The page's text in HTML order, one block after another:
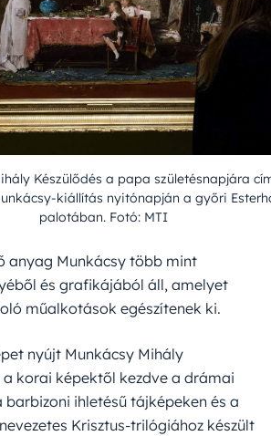
Készülődés a papa születésnapjára
kiállítás nyitónapján a győri
palotában. Fotó: MTI
anyag Munkácsy több mint
és grafikájából áll, amelyet
műalkotások egészítenek ki.
nyújt Munkácsy Mihály
a korai képektől kezdve a drámai
ihletésű tájképeken és a
Krisztus-trilógiához készült